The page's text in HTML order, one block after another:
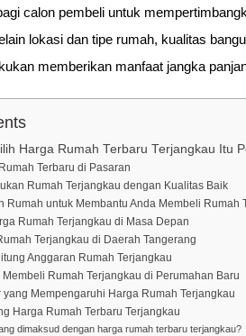
calon pembeli untuk
lokasi dan tipe rumah, kualitas
memberikan manfaat jangka
Harga Rumah Terbaru Terjangkau Itu
Terbaru di Pasaran
Rumah Terjangkau dengan Kualitas Baik
Rumah untuk Membantu Anda Membeli Rumah
Rumah Terjangkau di Masa Depan
Terjangkau di Daerah Tangerang
Anggaran Rumah Terjangkau
Membeli Rumah Terjangkau di Perumahan Baru
yang Mempengaruhi Harga Rumah Terjangkau
Harga Rumah Terbaru Terjangkau
dimaksud dengan harga rumah terbaru terjangkau?